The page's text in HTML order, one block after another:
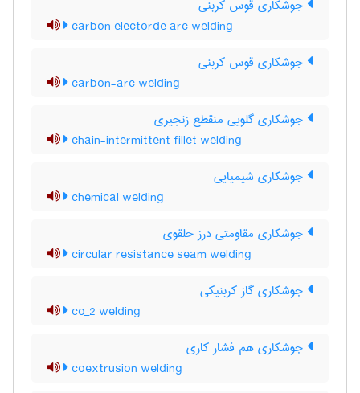
جوشکاری قوس کربنی
carbon electorde arc welding
جوشکاری قوس کربنی
carbon-arc welding
جوشکاری گلویی منقطع زنجیری
chain-intermittent fillet welding
جوشکاری شیمیایی
chemical welding
جوشکاری مقاومتی درز حلقوی
circular resistance seam welding
جوشکاری گاز کربنیکی
co_2 welding
جوشکاری هم فشار کاری
coextrusion welding